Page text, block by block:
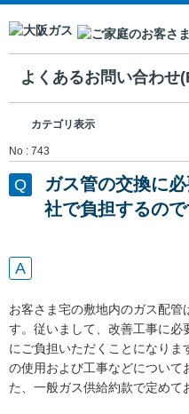
よくあるお問い合わせ
カテゴリ表示
No : 743
ガス管の交換に
社で負担するので
お客さま宅の敷地内のガス配管
す。従いまして、改善工事に必
にご負担いただくことになりま
の使用および工事などについて
た、一般ガス供給約款で定めて